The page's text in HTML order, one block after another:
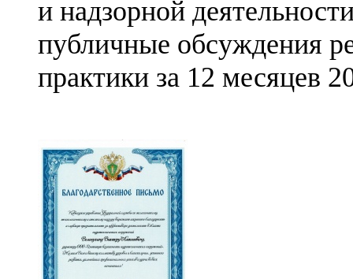
и надзорной
публичные обсуждения
практики за 12 месяцев